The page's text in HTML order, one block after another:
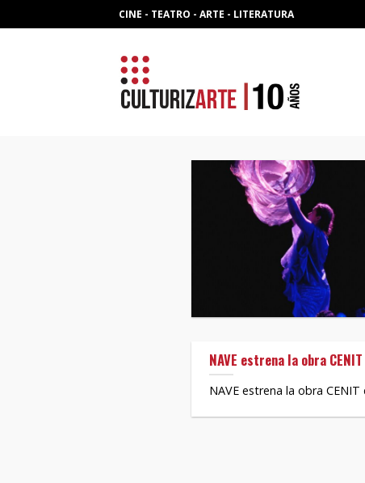
to
CINE - TEATRO - ARTE - LITERATURA
NAVE estrena la obra
NAVE estrena la obra